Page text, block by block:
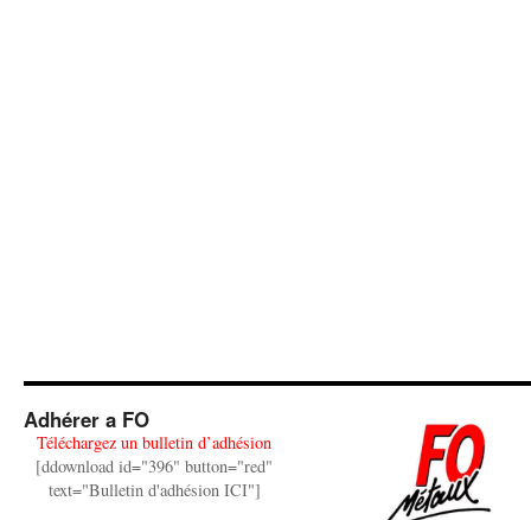
Adhérer a FO
Téléchargez un bulletin d’adhésion
[ddownload id="396" button="red"
text="Bulletin d'adhésion ICI"]